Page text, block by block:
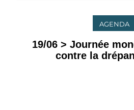
AGENDA
19/06 > Journée
contre la